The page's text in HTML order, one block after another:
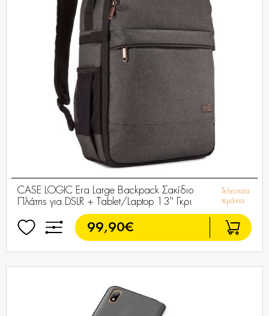
CASE LOGIC Era Large Backpack Σακίδιο
Πλάτης για DSLR + Tablet/Laptop 13'' Γκρι
Τελευταία
τεμάχια
99,90€